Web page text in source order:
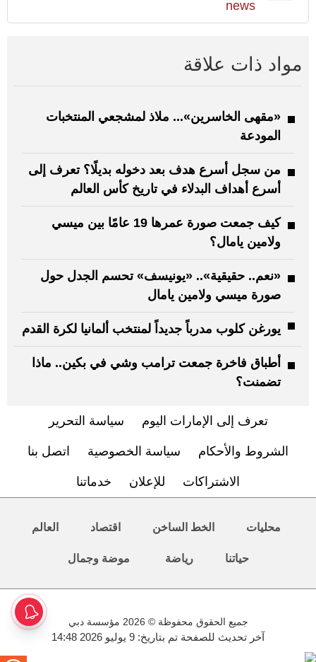
news
مواد ذات علاقة
«مقهى الخاسرين»... ملاذ لمشجعي المنتخبات
المودعة
من سجل أسرع هدف بعد دخوله بديلًا؟ تعرف إلى
أسرع أهداف البدلاء في تاريخ كأس العالم
كيف جمعت صورة عمرها 19 عامًا بين ميسي
ولامين يامال؟
«نعم.. حقيقية».. «يونيسف» تحسم الجدل حول
صورة ميسي ولامين يامال
يورغن كلوب مدرباً جديداً لمنتخب ألمانيا لكرة القدم
أطباق فاخرة جمعت ترامب وشي في بكين.. ماذا
تضمنت؟
تعرف إلى الإمارات اليوم سياسة التحرير
الشروط والأحكام سياسة الخصوصية اتصل بنا
الاشتراكات للإعلان خدماتنا
محليات الخط الساخن اقتصاد العالم
حياتنا رياضة موضة وجمال
جميع الحقوق محفوظة © 2026 مؤسسة دبي
آخر تحديث للصفحة تم بتاريخ: 9 يوليو 2026 14:48